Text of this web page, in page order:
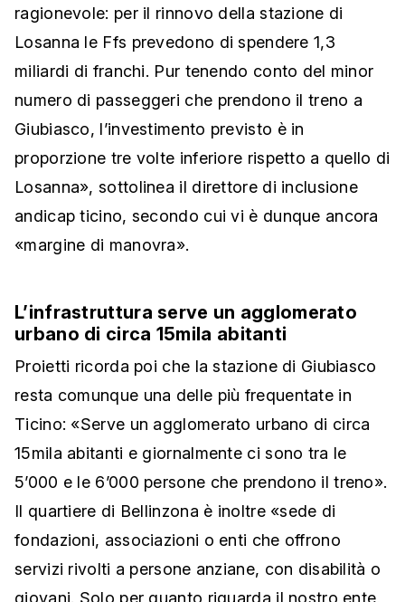
ragionevole: per il rinnovo della stazione di
Losanna le Ffs prevedono di spendere 1,3
miliardi di franchi. Pur tenendo conto del minor
numero di passeggeri che prendono il treno a
Giubiasco, l’investimento previsto è in
proporzione tre volte inferiore rispetto a quello di
Losanna», sottolinea il direttore di inclusione
andicap ticino, secondo cui vi è dunque ancora
«margine di manovra».
L’infrastruttura serve un agglomerato
urbano di circa 15mila abitanti
Proietti ricorda poi che la stazione di Giubiasco
resta comunque una delle più frequentate in
Ticino: «Serve un agglomerato urbano di circa
15mila abitanti e giornalmente ci sono tra le
5’000 e le 6’000 persone che prendono il treno».
Il quartiere di Bellinzona è inoltre «sede di
fondazioni, associazioni o enti che offrono
servizi rivolti a persone anziane, con disabilità o